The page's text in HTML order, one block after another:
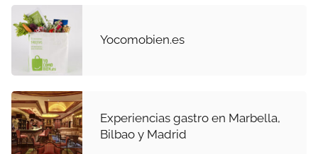
Yocomobien.es
Experiencias gastro en Marbella,
Bilbao y Madrid